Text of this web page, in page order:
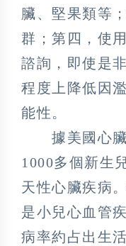
臟、堅果類等
群；第四，使
諮詢，即使是
程度上降低因
能性。
據美國心臟
1000多個新生
天性心臟疾病
是小兒心血管
病率約占出生